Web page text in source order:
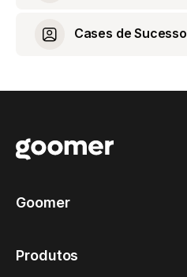
Cases de Sucesso
Goomer
Produtos